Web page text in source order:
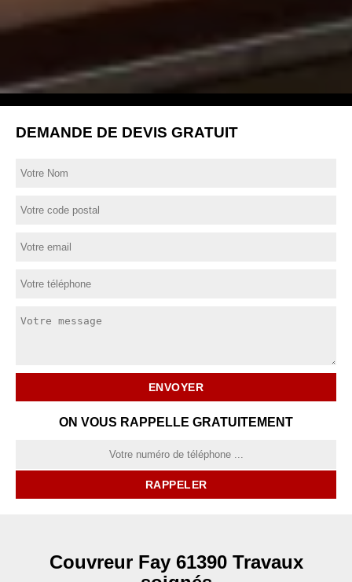
DEMANDE DE DEVIS GRATUIT
ON VOUS RAPPELLE GRATUITEMENT
Couvreur Fay 61390 Travaux